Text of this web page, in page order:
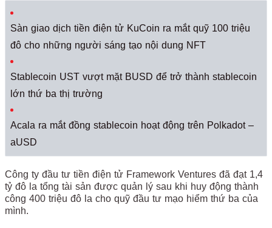
Sàn giao dịch tiền điện tử KuCoin ra mắt quỹ 100 triệu
đô cho những người sáng tạo nội dung NFT
Stablecoin UST vượt mặt BUSD để trở thành stablecoin
lớn thứ ba thị trường
Acala ra mắt đồng stablecoin hoạt động trên Polkadot –
aUSD
Công ty đầu tư tiền điện tử Framework Ventures đã đạt 1,4
tỷ đô la tổng tài sản được quản lý sau khi huy động thành
công 400 triệu đô la cho quỹ đầu tư mạo hiểm thứ ba của
mình.